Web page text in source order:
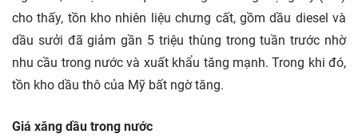
cho thấy, tồn kho nhiên liệu chưng cất, gồm dầu diesel và
dầu sưởi đã giảm gần 5 triệu thùng trong tuần trước nhờ
nhu cầu trong nước và xuất khẩu tăng mạnh. Trong khi đó,
tồn kho dầu thô của Mỹ bất ngờ tăng.
Giá xăng dầu trong nước